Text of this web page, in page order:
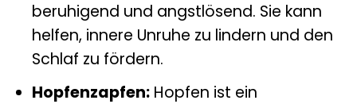
beruhigend und angstlösend. Sie kann
helfen, innere Unruhe zu lindern und den
Schlaf zu fördern.
Hopfenzapfen:Hopfen ist ein